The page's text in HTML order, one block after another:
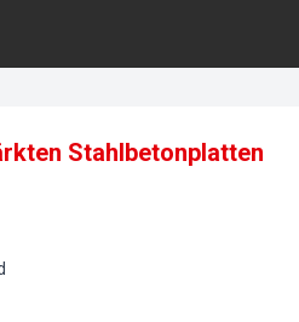
Stahlbetonplatten